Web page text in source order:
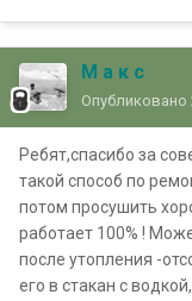
М а к с
Опубликовано
Ребят,спасибо за
такой способ по
потом просушить
работает 100% !
после утопления -
его в стакан с